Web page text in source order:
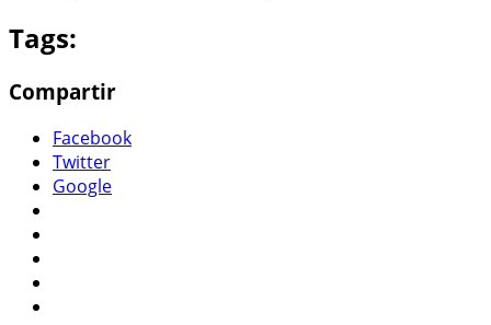
Tags:
Compartir
Facebook
Twitter
Google